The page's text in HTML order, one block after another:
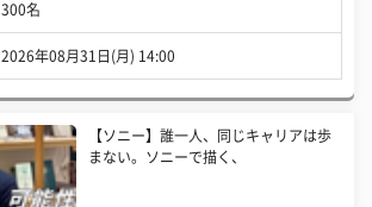
300名
2026年08月31日(月) 14:00
【ソニー】誰一人、同じキャリアは歩
まない。ソニーで描く、